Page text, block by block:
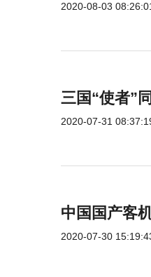
2020-08-03
三国“使者”
2020-07-31
中国国产客
2020-07-30